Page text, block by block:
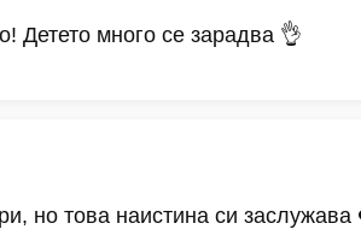
Детето много се зарадва 👌
но това наистина си